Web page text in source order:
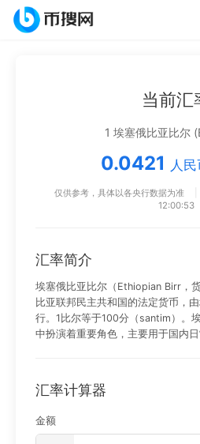
当前汇
1 埃塞俄比亚比尔
0.0421 人
仅供参考，具体以各央行数据为准
12:00:53
汇率简介
埃塞俄比亚比尔（Ethiopian Birr，
比亚联邦民主共和国的法定货币，
行。1比尔等于100分（santim）。
中扮演着重要角色，主要用于国内日
汇率计算器
金额